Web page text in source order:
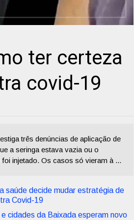
ter certeza
covid-19
três denúncias de aplicação de
a seringa estava vazia ou o
injetado. Os casos só vieram à ...
saúde decide mudar estratégia de
Covid-19
cidades da Baixada esperam novo